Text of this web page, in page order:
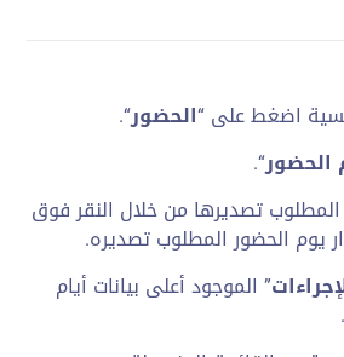
اضغط على “الحضور“.
الحضور“.
المطلوب تصديرها من خلال النقر فوق
يوم الحضور المطلوب تصديره.
” الموجود أعلى بيانات أيام